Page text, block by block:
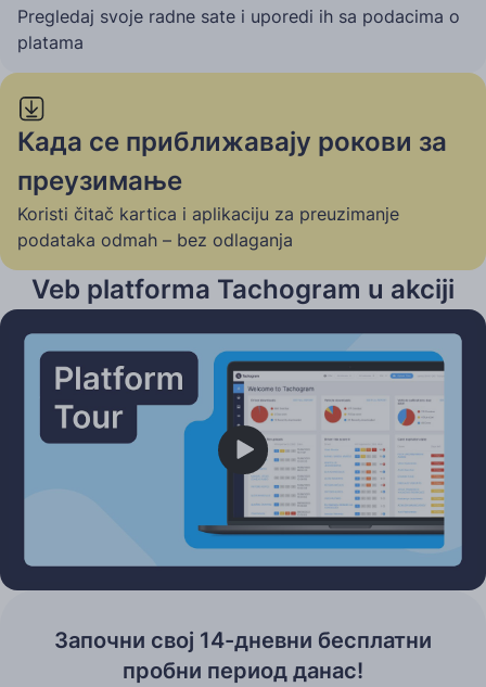
Pregledaj svoje radne sate i uporedi ih sa podacima o
platama
Када се приближавају рокови за
преузимање
Koristi čitač kartica i aplikaciju za preuzimanje
podataka odmah – bez odlaganja
Veb platforma Tachogram u akciji
Play
Започни свој 14-дневни бесплатни
пробни период данас!